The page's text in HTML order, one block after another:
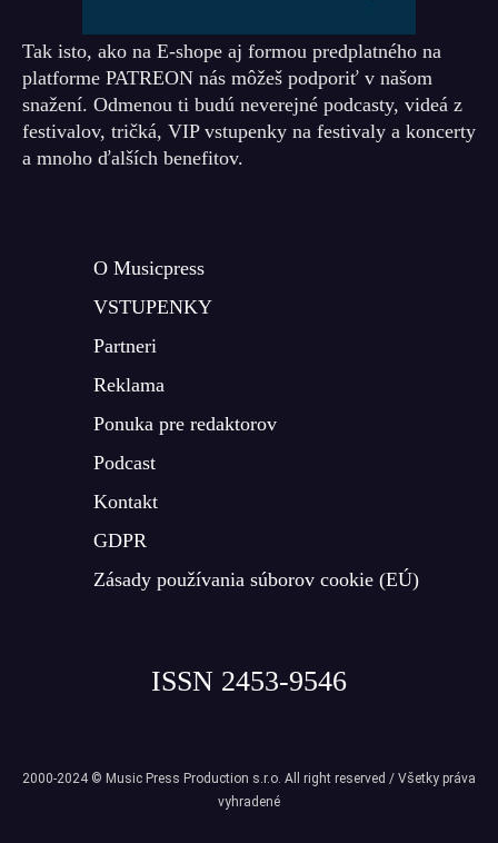
Tak isto, ako na E-shope aj formou predplatného na
platforme PATREON nás môžeš podporiť v našom
snažení. Odmenou ti budú neverejné podcasty, videá z
festivalov, tričká, VIP vstupenky na festivaly a koncerty
a mnoho ďalších benefitov.
O Musicpress
VSTUPENKY
Partneri
Reklama
Ponuka pre redaktorov
Podcast
Kontakt
GDPR
Zásady používania súborov cookie (EÚ)
ISSN 2453-9546
2000-2024 © Music Press Production s.r.o. All right reserved / Všetky práva
vyhradené